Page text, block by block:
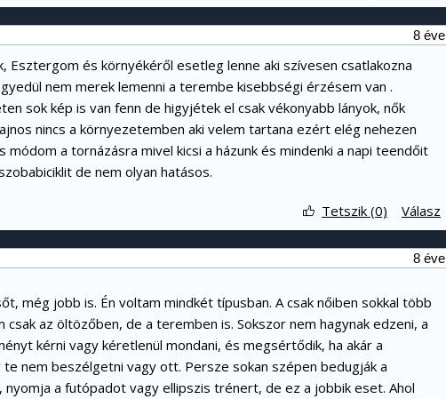
8 éve
Esztergom és környékéről esetleg lenne aki szívesen csatlakozna
nem merek lemenni a terembe kisebbségi érzésem van .
sok kép is van fenn de higyjétek el csak vékonyabb lányok, nők
nincs a környezetemben aki velem tartana ezért elég nehezen
a tornázásra mivel kicsi a házunk és mindenki a napi teendőit
de nem olyan hatásos.
Válasz
Tetszik (0)
8 éve
még jobb is. Én voltam mindkét típusban. A csak nőiben sokkal több
az öltözőben, de a teremben is. Sokszor nem hagynak edzeni, a
kérni vagy kéretlenül mondani, és megsértődik, ha akár a
nem beszélgetni vagy ott. Persze sokan szépen bedugják a
a futópadot vagy ellipszis trénert, de ez a jobbik eset. Ahol